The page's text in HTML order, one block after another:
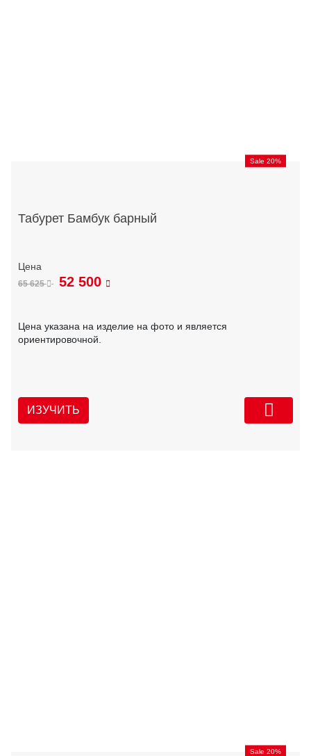
Sale 20%
Табурет Бамбук барный
65 625 52 500
Цена указана на изделие на фото и является
ориентировочной.
ИЗУЧИТЬ
Sale 20%